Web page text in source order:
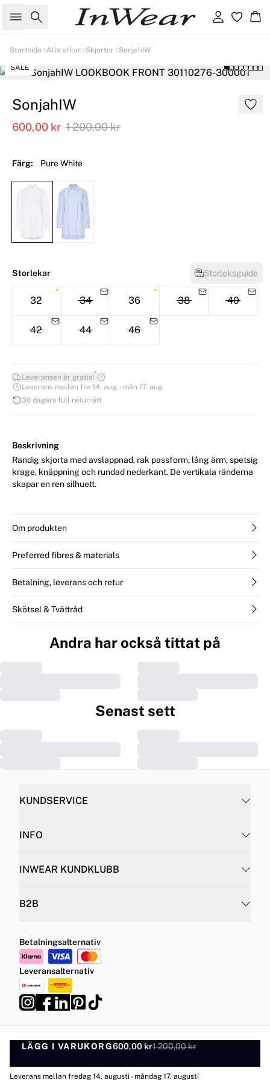
Sök Logga in
Startsida Alla stilar Skjortor SonjahIW
SALE
SonjahIW
600,00 kr 1 200,00 kr
Färg: Pure White
Storlekar Storleksguide
32 34 36 38 40
42 44 46
Leveransen är gratis!*
Leverans mellan fre 14. aug. - mån 17. aug.
30 dagars full returrätt
LÄGG I VARUKORG600,00 kr1 200,00 kr
LÄGG I VARUKORG
Leverans mellan fredag 14. augusti - måndag 17. augusti
Beskrivning
Randig skjorta med avslappnad, rak passform, lång ärm, spetsig
krage, knäppning och rundad nederkant. De vertikala ränderna
skapar en ren silhuett.
Om produkten
Preferred fibres & materials
Betalning, leverans och retur
Skötsel & Tvättråd
Andra har också tittat på
Senast sett
KUNDSERVICE
INFO
INWEAR KUNDKLUBB
B2B
Betalningsalternativ
Leveransalternativ
Integritetspolicy Villkor
©DK Company Online AB2026